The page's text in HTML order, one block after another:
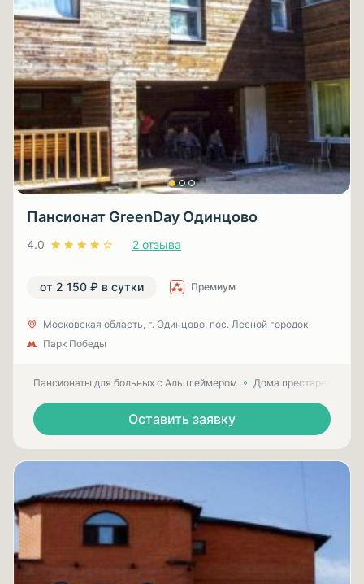
Пансионат GreenDay Одинцово
4.0 2 отзыва
от 2 150 ₽ в сутки Премиум
Московская область, г. Одинцово, пос. Лесной городок
Парк Победы
Пансионаты для больных с Альцгеймером Дома престарелых
Оставить заявку